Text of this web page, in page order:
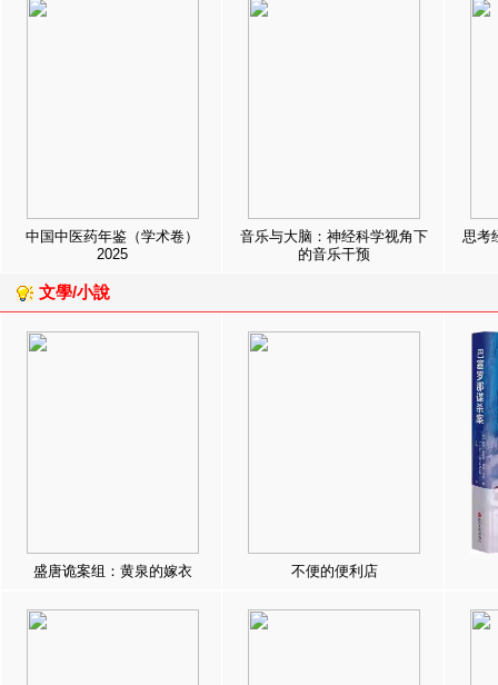
中国中医药年鉴（学术卷）
2025
音乐与大脑：神经科学视角下
的音乐干预
思考
文學/小說
盛唐诡案组：黄泉的嫁衣 不便的便利店